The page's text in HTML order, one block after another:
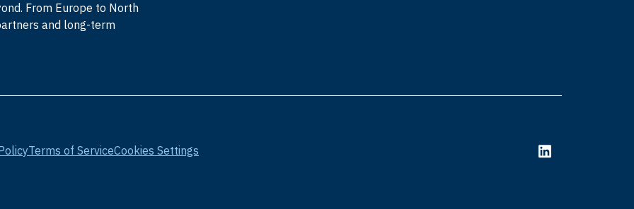
From Europe to North
and long-term
Terms of ServiceCookies Settings